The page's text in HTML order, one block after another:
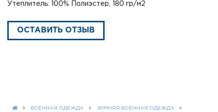
Утеплитель: 100% Полиэстер, 180 гр/м2
ОСТАВИТЬ ОТЗЫВ
ВОЕННАЯ ОДЕЖДА ЗИМНЯЯ ВОЕННАЯ ОДЕЖДА